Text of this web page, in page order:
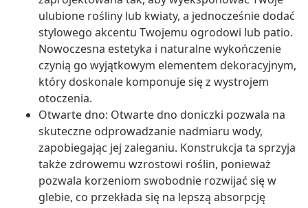
ulubione rośliny lub kwiaty, a jednocześnie dodać
stylowego akcentu Twojemu ogrodowi lub patio.
Nowoczesna estetyka i naturalne wykończenie
czynią go wyjątkowym elementem dekoracyjnym,
który doskonale komponuje się z wystrojem
otoczenia.
Otwarte dno: Otwarte dno doniczki pozwala na
skuteczne odprowadzanie nadmiaru wody,
zapobiegając jej zaleganiu. Konstrukcja ta sprzyja
także zdrowemu wzrostowi roślin, ponieważ
pozwala korzeniom swobodnie rozwijać się w
glebie, co przekłada się na lepszą absorpcję